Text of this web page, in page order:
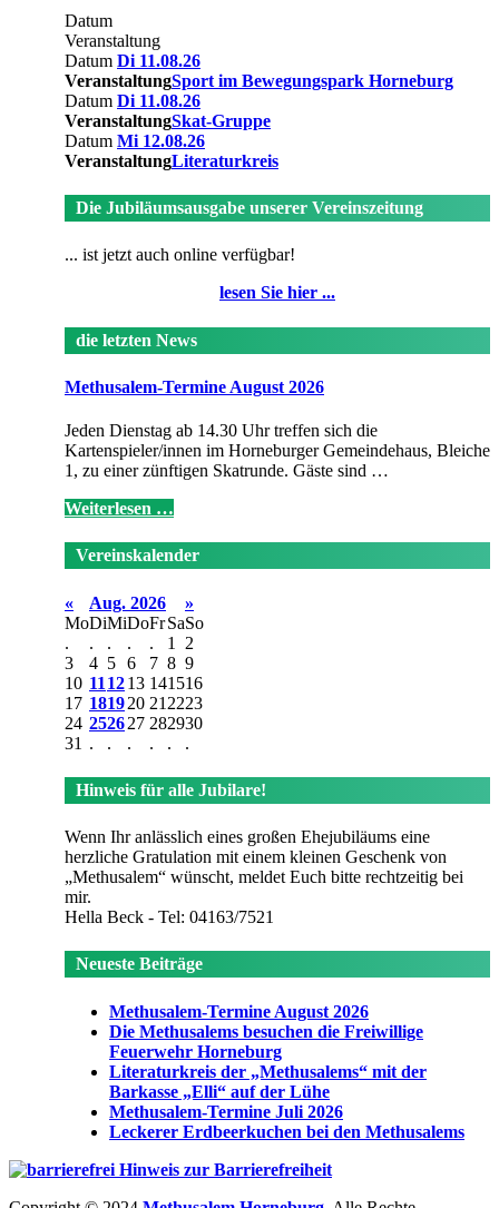
Datum
Veranstaltung
Datum Di 11.08.26
VeranstaltungSport im Bewegungspark Horneburg
Datum Di 11.08.26
VeranstaltungSkat-Gruppe
Datum Mi 12.08.26
VeranstaltungLiteraturkreis
Die Jubiläumsausgabe unserer Vereinszeitung
... ist jetzt auch online verfügbar!
lesen Sie hier ...
die letzten News
Methusalem-Termine August 2026
Jeden Dienstag ab 14.30 Uhr treffen sich die
Kartenspieler/innen im Horneburger Gemeindehaus, Bleiche
1, zu einer zünftigen Skatrunde. Gäste sind …
Weiterlesen …
Vereinskalender
« Aug. 2026
»
MoDiMiDoFrSaSo
.
. . . . 1
2
3
4 5 6 7 8 9
10 11 1213 141516
17 181920 21 2223
24 252627 282930
31 . . . . . .
Hinweis für alle Jubilare!
Wenn Ihr anlässlich eines großen Ehejubiläums eine
herzliche Gratulation mit einem kleinen Geschenk von
„Methusalem“ wünscht, meldet Euch bitte rechtzeitig bei
mir.
Hella Beck - Tel: 04163/7521
Neueste Beiträge
Methusalem-Termine August 2026
Die Methusalems besuchen die Freiwillige
Feuerwehr Horneburg
Literaturkreis der „Methusalems“ mit der
Barkasse „Elli“ auf der Lühe
Methusalem-Termine Juli 2026
Leckerer Erdbeerkuchen bei den Methusalems
Hinweis zur Barrierefreiheit